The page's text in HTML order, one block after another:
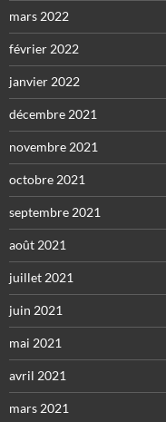
mars 2022
février 2022
janvier 2022
décembre 2021
novembre 2021
octobre 2021
septembre 2021
août 2021
juillet 2021
juin 2021
mai 2021
avril 2021
mars 2021